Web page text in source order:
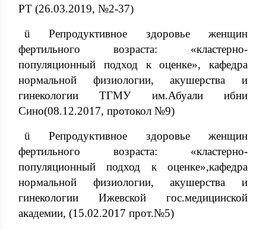
РТ (26.03.2019, №2-37)
ü Репродуктивное здоровье женщин
фертильного возраста: «кластерно-
популяционный подход к оценке», кафедра
нормальной физиологии, акушерства и
гинекологии ТГМУ им.Абуали ибни
Сино(08.12.2017, протокол №9)
ü Репродуктивное здоровье женщин
фертильного возраста: «кластерно-
популяционный подход к оценке»,кафедра
нормальной физиологии, акушерства и
гинекологии Ижевской гос.медицинской
академии, (15.02.2017 прот.№5)